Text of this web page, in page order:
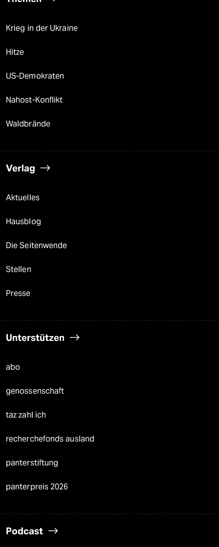
Krieg in der Ukraine
Hitze
US-Demokraten
Nahost-Konflikt
Waldbrände
Verlag
Aktuelles
Hausblog
Die Seitenwende
Stellen
Presse
Unterstützen
abo
genossenschaft
taz zahl ich
recherchefonds ausland
panterstiftung
panterpreis 2026
Podcast